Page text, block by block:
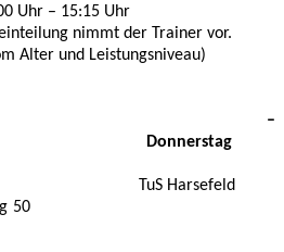
Uhr – 15:15 Uhr
nimmt der Trainer vor.
Alter und Leistungsniveau)
–
Donnerstag
Harsefeld
50